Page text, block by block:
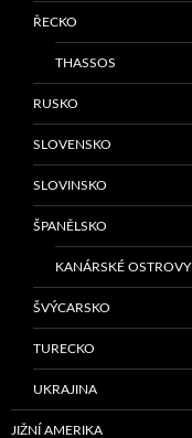
ŘECKO
THASSOS
RUSKO
SLOVENSKO
SLOVINSKO
ŠPANĚLSKO
KANÁRSKÉ OSTROVY
ŠVÝCARSKO
TURECKO
UKRAJINA
JIŽNÍ AMERIKA